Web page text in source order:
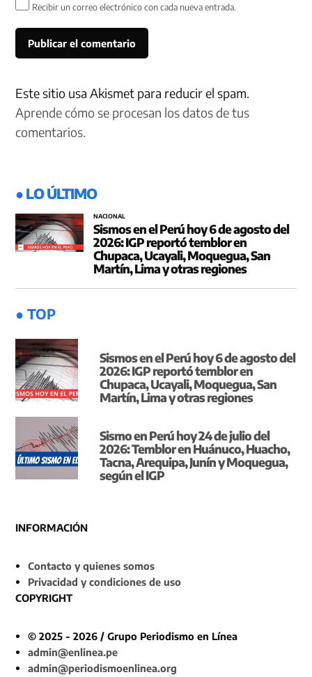
Recibir un correo electrónico con cada nueva entrada.
Este sitio usa Akismet para reducir el spam.
Aprende cómo se procesan los datos de tus
comentarios.
● LO ÚLTIMO
NACIONAL
Sismos en el Perú hoy 6 de agosto del
2026: IGP reportó temblor en
Chupaca, Ucayali, Moquegua, San
Martín, Lima y otras regiones
● TOP
Sismos en el Perú hoy 6 de agosto del
2026: IGP reportó temblor en
Chupaca, Ucayali, Moquegua, San
Martín, Lima y otras regiones
Sismo en Perú hoy 24 de julio del
2026: Temblor en Huánuco, Huacho,
Tacna, Arequipa, Junín y Moquegua,
según el IGP
INFORMACIÓN
Contacto y quienes somos
Privacidad y condiciones de uso
COPYRIGHT
© 2025 - 2026 / Grupo Periodismo en Línea
admin@enlinea.pe
admin@periodismoenlinea.org